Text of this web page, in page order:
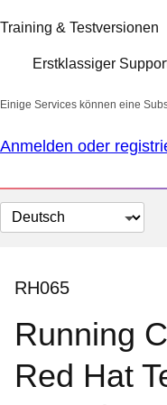
Training & Testversionen
Erstklassiger
Einige Services können eine
Anmelden oder
Sprache
auswählen
RH065
Running
Red Hat